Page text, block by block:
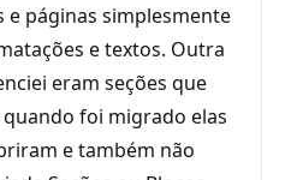
e páginas simplesmente
e textos. Outra
eram seções que
foi migrado elas
e também não